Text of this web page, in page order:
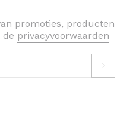
promoties, producten
de privacyvoorwaarden